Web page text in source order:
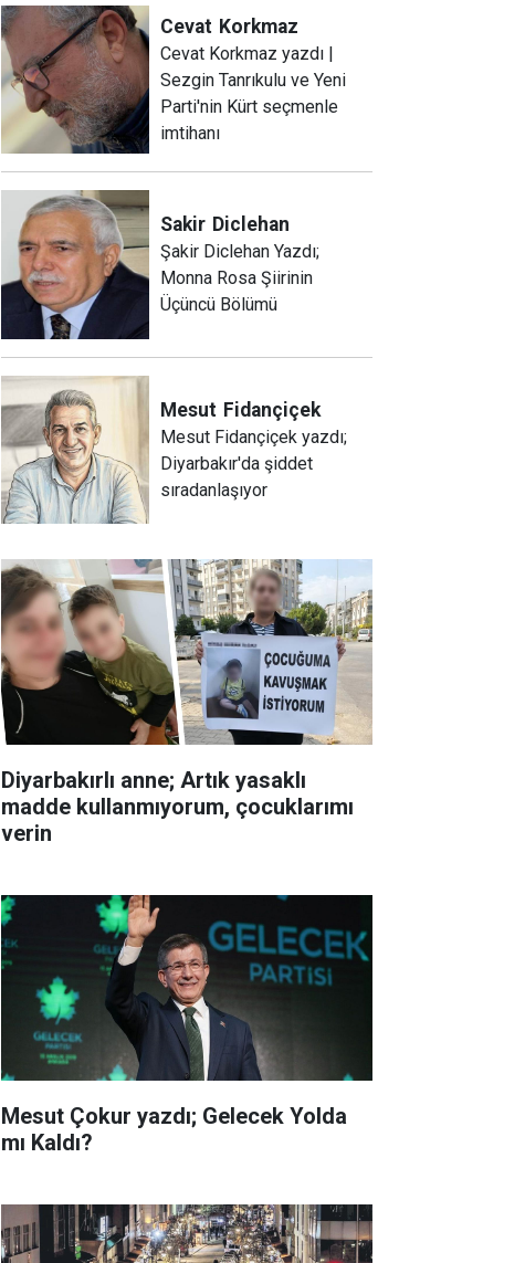
Cevat Korkmaz
Cevat Korkmaz yazdı |
Sezgin Tanrıkulu ve Yeni
Parti'nin Kürt seçmenle
imtihanı
Sakir Diclehan
Şakir Diclehan Yazdı;
Monna Rosa Şiirinin
Üçüncü Bölümü
Mesut Fidançiçek
Mesut Fidançiçek yazdı;
Diyarbakır'da şiddet
sıradanlaşıyor
Diyarbakırlı anne; Artık yasaklı
madde kullanmıyorum, çocuklarımı
verin
Mesut Çokur yazdı; Gelecek Yolda
mı Kaldı?